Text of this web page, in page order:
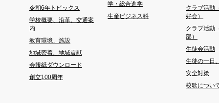
令和6年トピックス
学校概要、沿革、交通案
内
教育環境、施設
地域密着、地域貢献
会報紙ダウンロード
創立100周年
学・総合進学
生産ビジネス科
クラブ活動
好会）
クラブ活動
部）
生徒会活動
生徒の一日
安全対策
校歌につい